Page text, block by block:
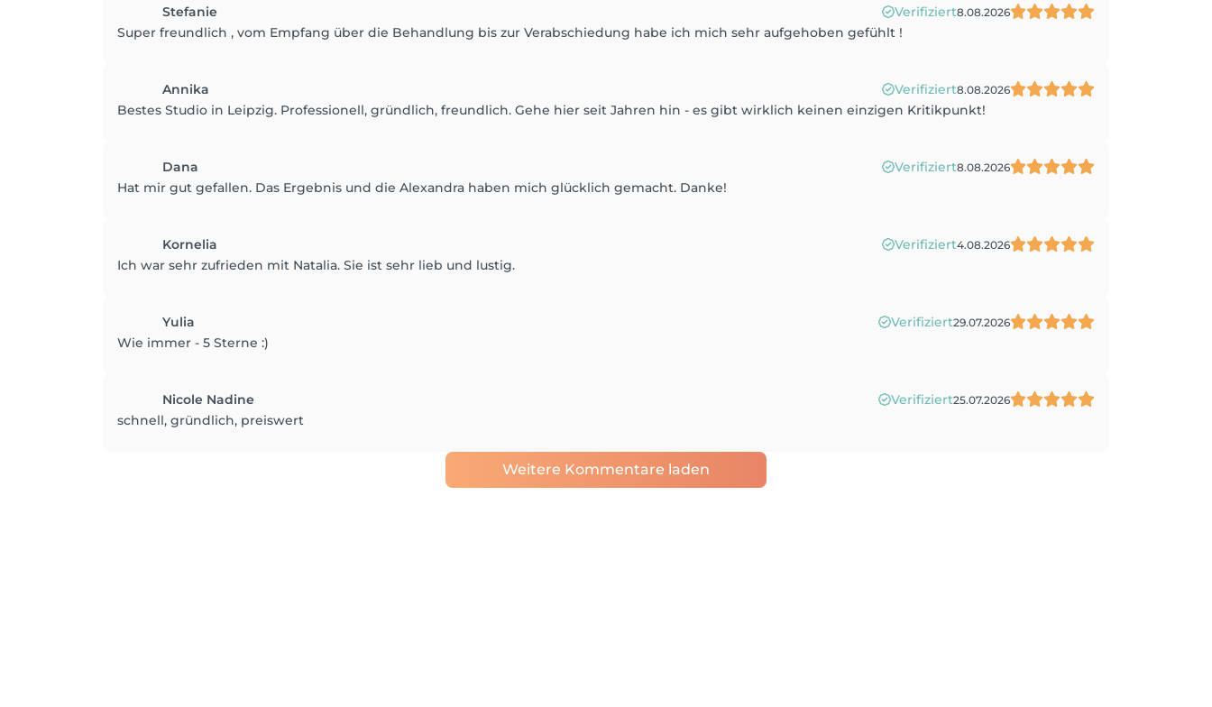
Stefanie Verifiziert8.08.2026
Super freundlich , vom Empfang über die Behandlung bis zur Verabschiedung habe ich mich sehr aufgehoben gefühlt !
Annika Verifiziert8.08.2026
Bestes Studio in Leipzig. Professionell, gründlich, freundlich. Gehe hier seit Jahren hin - es gibt wirklich keinen einzigen Kritikpunkt!
Dana Verifiziert8.08.2026
Hat mir gut gefallen. Das Ergebnis und die Alexandra haben mich glücklich gemacht. Danke!
Kornelia Verifiziert4.08.2026
Ich war sehr zufrieden mit Natalia. Sie ist sehr lieb und lustig.
Yulia Verifiziert29.07.2026
Wie immer - 5 Sterne :)
Nicole Nadine Verifiziert25.07.2026
schnell, gründlich, preiswert
Weitere Kommentare laden